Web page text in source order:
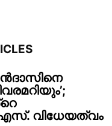
വിധേയത്വം